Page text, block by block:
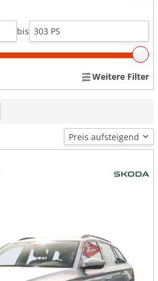
bis
Weitere Filter